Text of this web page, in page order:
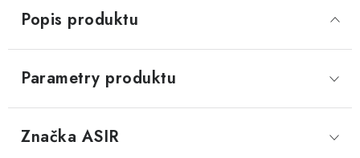
Popis produktu
Parametry produktu
Značka ASIR